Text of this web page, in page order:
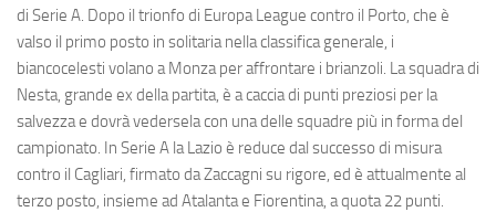
di Serie A. Dopo il trionfo di Europa League contro il Porto, che è
valso il primo posto in solitaria nella classifica generale, i
biancocelesti volano a Monza per affrontare i brianzoli. La squadra di
Nesta, grande ex della partita, è a caccia di punti preziosi per la
salvezza e dovrà vedersela con una delle squadre più in forma del
campionato. In Serie A la Lazio è reduce dal successo di misura
contro il Cagliari, firmato da Zaccagni su rigore, ed è attualmente al
terzo posto, insieme ad Atalanta e Fiorentina, a quota 22 punti.